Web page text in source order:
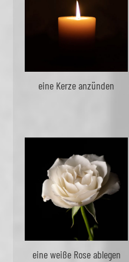
eine Kerze anzünden
eine weiße Rose ablegen